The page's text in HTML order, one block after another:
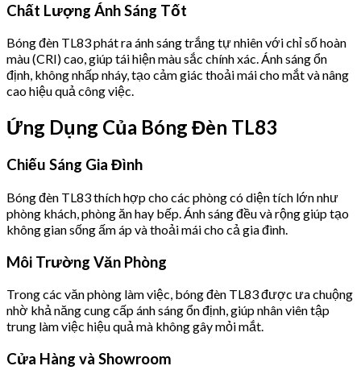
Chất Lượng Ánh Sáng Tốt
Bóng đèn TL83 phát ra ánh sáng trắng tự nhiên với chỉ số hoàn
màu (CRI) cao, giúp tái hiện màu sắc chính xác. Ánh sáng ổn
định, không nhấp nháy, tạo cảm giác thoải mái cho mắt và nâng
cao hiệu quả công việc.
Ứng Dụng Của Bóng Đèn TL83
Chiếu Sáng Gia Đình
Bóng đèn TL83 thích hợp cho các phòng có diện tích lớn như
phòng khách, phòng ăn hay bếp. Ánh sáng đều và rộng giúp tạo
không gian sống ấm áp và thoải mái cho cả gia đình.
Môi Trường Văn Phòng
Trong các văn phòng làm việc, bóng đèn TL83 được ưa chuộng
nhờ khả năng cung cấp ánh sáng ổn định, giúp nhân viên tập
trung làm việc hiệu quả mà không gây mỏi mắt.
Cửa Hàng và Showroom